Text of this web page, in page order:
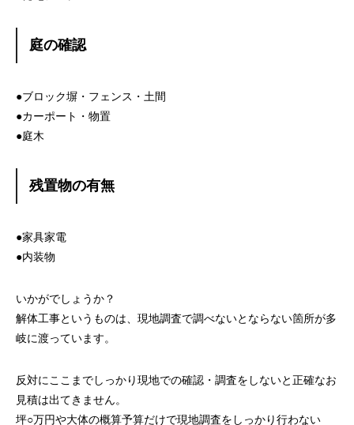
庭の確認
●ブロック塀・フェンス・土間
●カーポート・物置
●庭木
残置物の有無
●家具家電
●内装物
いかがでしょうか？
解体工事というものは、現地調査で調べないとならない箇所が多
岐に渡っています。
反対にここまでしっかり現地での確認・調査をしないと正確なお
見積は出てきません。
坪○万円や大体の概算予算だけで現地調査をしっかり行わない